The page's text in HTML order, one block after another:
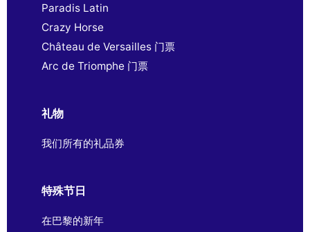
Paradis Latin
Crazy Horse
Château de Versailles 门票
Arc de Triomphe 门票
礼物
我们所有的礼品券
特殊节日
在巴黎的新年